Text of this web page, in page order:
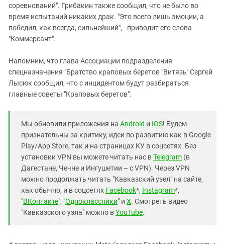
соревнований". Грибакин также сообщил, что не было во
время испытаний никаких драк. "Это всего лишь эмоции, а
победил, как всегда, сильнейший", - приводит его слова
"Коммерсант".
Напомним, что глава Ассоциации подразделения
спецназначения "Братство краповых беретов "Витязь" Сергей
Лысюк сообщил, что с инцидентом будут разбираться
главные советы "Краповых беретов".
Мы обновили приложения на Android и IOS! Будем
признательны за критику, идеи по развитию как в Google
Play/App Store, так и на страницах КУ в соцсетях. Без
установки VPN вы можете читать нас вTelegram (в
Дагестане, Чечне и Ингушетии – с VPN). Через VPN
можно продолжать читать "Кавказский узел" на сайте,
как обычно, и в соцсетях Facebook*, Instagram*,
"ВКонтакте", "Одноклассники" и X. Смотреть видео
"Кавказского узла" можно вYouTube.